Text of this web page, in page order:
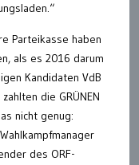
Parteikasse haben
als es 2016 darum
Kandidaten VdB
die GRÜNEN
nicht genug:
des ORF-